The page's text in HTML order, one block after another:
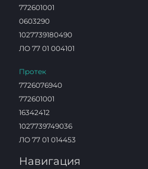
772601001
0603290
1027739180490
ЛО 77 01 004101
Протек
7726076940
772601001
16342412
1027739749036
ЛО 77 01 014453
Навигация